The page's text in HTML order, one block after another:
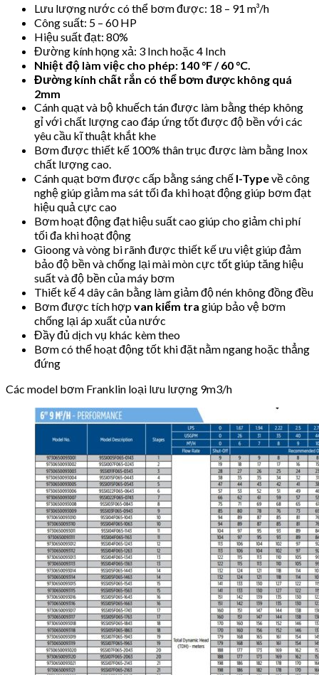
Lưu lượng nước có thể bơm được: 18 – 91 m³/h
Công suất: 5 – 60 HP
Hiệu suất đạt: 80%
Đường kính họng xả: 3 Inch hoặc 4 Inch
Nhiệt độ làm việc cho phép: 140 °F / 60 °C.
Đường kính chất rắn có thể bơm được không quá
2mm
Cánh quạt và bộ khuếch tán được làm bằng thép không
gỉ với chất lượng cao đáp ứng tốt được độ bền với các
yêu cầu kĩ thuật khắt khe
Bơm được thiết kế 100% thân trục được làm bằng Inox
chất lượng cao.
Cánh quạt bơm được cấp bằng sáng chế I-Typevề công
nghệ giúp giảm ma sát tối đa khi hoạt động giúp bơm đạt
hiệu quả cực cao
Bơm hoạt động đạt hiệu suất cao giúp cho giảm chi phí
tối đa khi hoạt động
Gioong và vòng bi rãnh được thiết kế ưu việt giúp đảm
bảo độ bền và chống lại mài mòn cực tốt giúp tăng hiệu
suất và độ bền của máy bơm
Thiết kế 4 dây cân bằng làm giảm độ nén không đồng đều
Bơm được tích hợpvan kiểm tra giúp bảo vệ bơm
chống lại áp xuất của nước
Đầy đủ dịch vụ khác kèm theo
Bơm có thể hoạt động tốt khi đặt nằm ngang hoặc thẳng
đứng
Các model bơm Franklin loại lưu lượng 9m3/h